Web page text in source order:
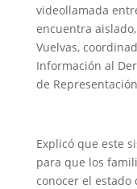
videollamada
encuentra
Vuelvas,
Información al
de
Explicó que este
para que los
conocer el